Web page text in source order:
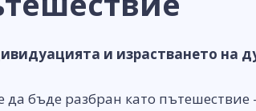
и израстването на
бъде разбран като пътешествие